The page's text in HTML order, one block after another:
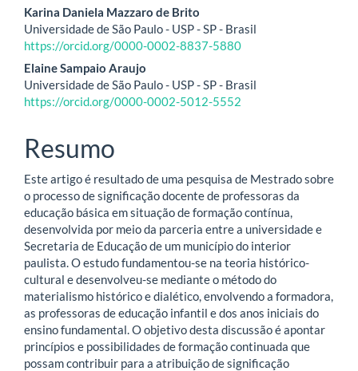
Conteúdo
do
artigo
principal
Karina Daniela Mazzaro de Brito
Universidade de São Paulo - USP - SP - Brasil
https://orcid.org/0000-0002-8837-5880
Elaine Sampaio Araujo
Universidade de São Paulo - USP - SP - Brasil
https://orcid.org/0000-0002-5012-5552
Resumo
Este artigo é resultado de uma pesquisa de Mestrado sobre
o processo de significação docente de professoras da
educação básica em situação de formação contínua,
desenvolvida por meio da parceria entre a universidade e
Secretaria de Educação de um município do interior
paulista. O estudo fundamentou-se na teoria histórico-
cultural e desenvolveu-se mediante o método do
materialismo histórico e dialético, envolvendo a formadora,
as professoras de educação infantil e dos anos iniciais do
ensino fundamental. O objetivo desta discussão é apontar
princípios e possibilidades de formação continuada que
possam contribuir para a atribuição de significação